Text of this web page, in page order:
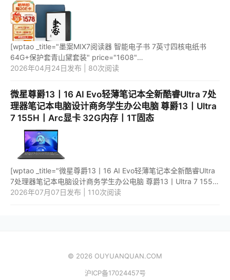
[wptao _title="墨案MIX7阅读器 智能电子书 7英寸四核电纸书
64G+保护套青山黛套装" price="1608"
url="https://item.jd.com/100028699576.html"
2026年04月24日发布 | 80次阅读
微星尊爵13丨16 AI Evo轻薄笔记本全新酷睿Ultra 7处
理器笔记本电脑设计商务学生办公电脑 尊爵13丨Ultra
7 155H丨Arc显卡 32G内存丨1T固态
[wptao _title="微星尊爵13丨16 AI Evo轻薄笔记本全新酷睿Ultra
7处理器笔记本电脑设计商务学生办公电脑 尊爵13丨Ultra 7 155H
丨Arc显卡 32G内存丨1T固态" price="11999"
2026年07月07日发布 | 110次阅读
© 2026 OUYUANQUAN.COM
沪ICP备17024457号